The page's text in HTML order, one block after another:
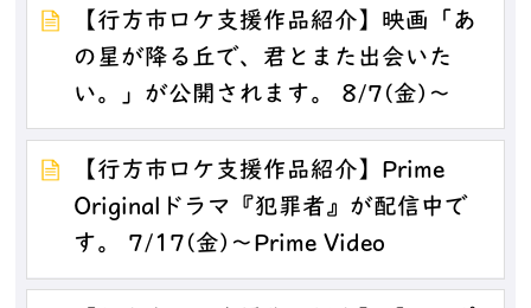
【行方市ロケ支援作品紹介】映画「あ
の星が降る丘で、君とまた出会いた
い。」が公開されます。 8/7(金)～
【行方市ロケ支援作品紹介】Prime
Originalドラマ『犯罪者』が配信中で
す。 7/17(金)～Prime Video